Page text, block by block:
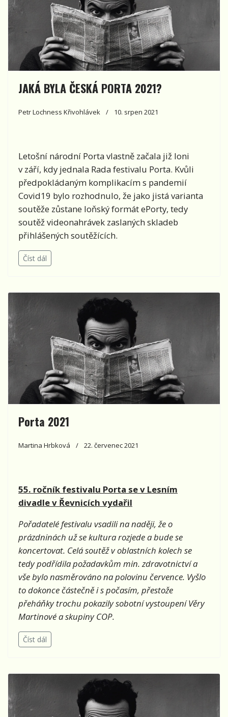
JAKÁ BYLA ČESKÁ PORTA 2021?
Petr Lochness Křivohlávek 10. srpen 2021
Letošní národní Porta vlastně začala již loni
v září, kdy jednala Rada festivalu Porta. Kvůli
předpokládaným komplikacím s pandemií
Covid19 bylo rozhodnulo, že jako jistá varianta
soutěže zůstane loňský formát ePorty, tedy
soutěž videonahrávek zaslaných skladeb
přihlášených soutěžících.
Číst dál
Porta 2021
Martina Hrbková 22. červenec 2021
55. ročník festivalu Porta se v Lesním
divadle v Řevnicích vydařil
Pořadatelé festivalu vsadili na naději, že o
prázdninách už se kultura rozjede a bude se
koncertovat. Celá soutěž v oblastních kolech se
tedy podřídila požadavkům min. zdravotnictví a
vše bylo nasměrováno na polovinu července. Vyšlo
to dokonce částečně i s počasím, přestože
přeháňky trochu pokazily sobotní vystoupení Věry
Martinové a skupiny COP.
Číst dál